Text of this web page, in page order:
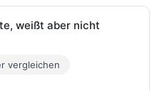
weißt aber nicht
vergleichen